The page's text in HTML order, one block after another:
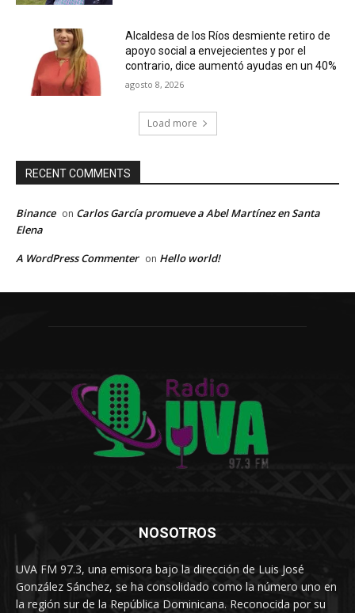
Alcaldesa de los Ríos desmiente retiro de
apoyo social a envejecientes y por el
contrario, dice aumentó ayudas en un 40%
agosto 8, 2026
Load more
RECENT COMMENTS
Binance on Carlos García promueve a Abel Martínez en Santa
Elena
A WordPress Commenter on Hello world!
NOSOTROS
UVA FM 97.3, una emisora bajo la dirección de Luis José
González Sánchez, se ha consolidado como la número uno en
la región sur de la República Dominicana. Reconocida por su